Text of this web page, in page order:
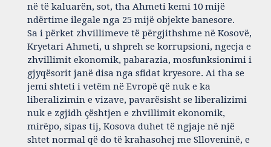
në të kaluarën, sot, tha Ahmeti kemi 10 mijë
ndërtime ilegale nga 25 mijë objekte banesore.
Sa i përket zhvillimeve të përgjithshme në Kosovë,
Kryetari Ahmeti, u shpreh se korrupsioni, ngecja e
zhvillimit ekonomik, pabarazia, mosfunksionimi i
gjyqësorit janë disa nga sfidat kryesore. Ai tha se
jemi shteti i vetëm në Evropë që nuk e ka
liberalizimin e vizave, pavarësisht se liberalizimi
nuk e zgjidh çështjen e zhvillimit ekonomik,
mirëpo, sipas tij, Kosova duhet të ngjaje në një
shtet normal që do të krahasohej me Slloveninë, e